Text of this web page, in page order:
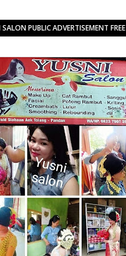
PUBLIC ADVERTISEMENT FREE